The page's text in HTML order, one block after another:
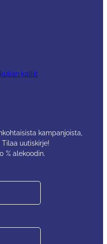
kalliit
kampanjoista,
uutiskirje!
% alekoodin.